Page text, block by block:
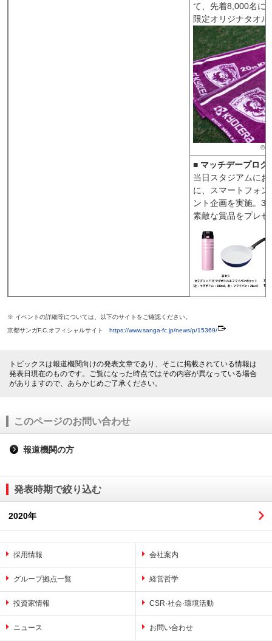
て、先着8,000名に
限定オリジナタオ
©
■ マッチデープログ
当日スタジアムに
に、スマートフォ
ント企画を実施。3
素敵な賞品をプレ
※ イベントの詳細等については、以下のサイトをご確認ください。
京都サンガF.C.オフィシャルサイト https://www.sanga-fc.jp/news/p/15369/
トピックスは報道機関向けの発表文章であり、そこに掲載されている情報は
発表日現在のものです。ご覧になった時点ではその内容が異なっている場合
がありますので、あらかじめご了承ください。
このページのお問い合わせ
報道機関の方
発表時期で絞り込む
2020年
採用情報 会社案内
グループ拠点一覧 経営哲学
投資家情報 CSR·社会·環境活動
ニュース お問い合わせ